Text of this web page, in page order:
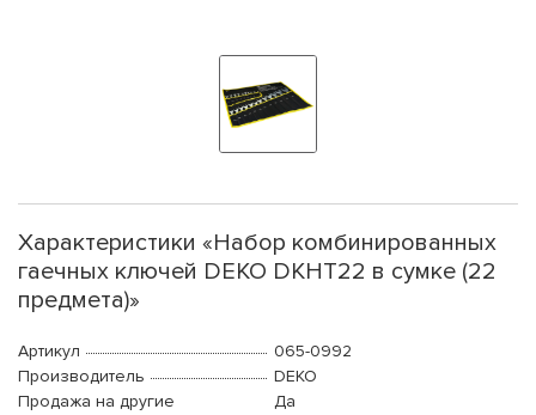
Характеристики «Набор комбинированных
гаечных ключей DEKO DKHT22 в сумке (22
предмета)»
Артикул
065-0992
Производитель
DEKO
Продажа на другие
Да